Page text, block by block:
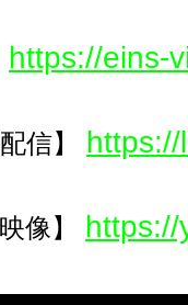
https://eins-
信】
像】